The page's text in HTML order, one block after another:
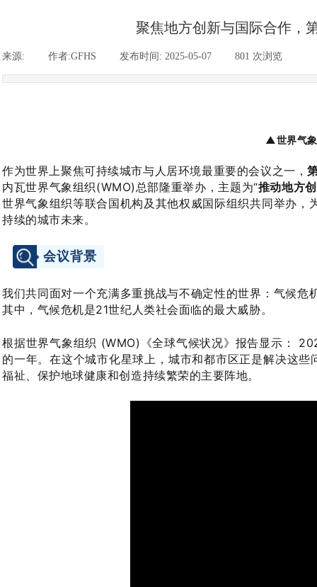
聚焦地方创新与国际合作，
来源: 作者:GFHS 发布时间: 2025-05-07 801 次浏览
▲世界气
作为世界上聚焦可持续城市与人居环境最重要的会议之一，
内瓦世界气象组织(WMO)总部隆重举办，主题为“推动地方
世界气象组织等联合国机构及其他权威国际组织共同举办
持续的城市未来。
会议背景
我们共同面对一个充满多重挑战与不确定性的世界：气候
其中，气候危机是21世纪人类社会面临的最大威胁。
根据世界气象组织 (WMO)《全球气候状况》报告显示：
的一年。在这个城市化星球上，城市和都市区正是解决这
福祉、保护地球健康和创造持续繁荣的主要阵地。